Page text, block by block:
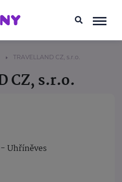
TRAVELLAND CZ, s.r.o.
CZ, s.r.o.
Uhříněves